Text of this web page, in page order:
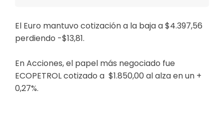
El Euro mantuvo cotización a la baja a $4.397,56
perdiendo -$13,81.
En Acciones, el papel más negociado fue
ECOPETROL cotizado a $1.850,00 al alza en un +
0,27%.